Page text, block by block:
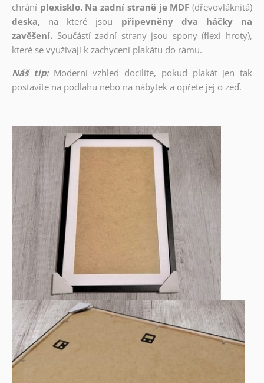
chrání plexisklo. Na zadní straně je MDF (dřevovláknitá)
deska,
na které jsou
připevněny dva háčky na
zavěšení. Součástí zadní strany jsou spony (flexi hroty),
které se využívají k zachycení plakátu do rámu.
Náš tip: Moderní vzhled docílíte, pokud plakát jen tak
postavíte na podlahu nebo na nábytek a opřete jej o zeď.